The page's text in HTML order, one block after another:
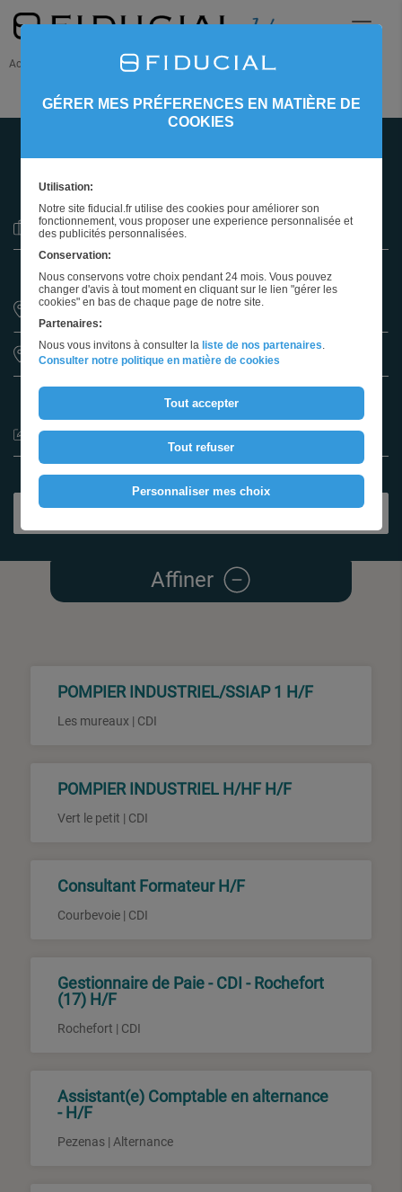
Accueil Nos offres d'emploi
Sélectionnez un métier
Sélectionnez une région
Type de contrat
Rechercher
Affiner
POMPIER INDUSTRIEL/SSIAP 1 H/F
Les mureaux | CDI
POMPIER INDUSTRIEL H/HF H/F
Vert le petit | CDI
Consultant Formateur H/F
Courbevoie | CDI
Gestionnaire de Paie - CDI - Rochefort
(17) H/F
Rochefort | CDI
Assistant(e) Comptable en alternance
- H/F
Pezenas | Alternance
GÉRER MES PRÉFERENCES EN MATIÈRE DE
COOKIES
Utilisation:
Notre site fiducial.fr utilise des cookies pour améliorer son
fonctionnement, vous proposer une experience personnalisée et
des publicités personnalisées.
Conservation:
Nous conservons votre choix pendant 24 mois. Vous pouvez
changer d'avis à tout moment en cliquant sur le lien "gérer les
cookies" en bas de chaque page de notre site.
Partenaires:
Nous vous invitons à consulter la liste de nos partenaires.
Consulter notre politique en matière de cookies
Tout accepter
Tout refuser
Personnaliser mes choix